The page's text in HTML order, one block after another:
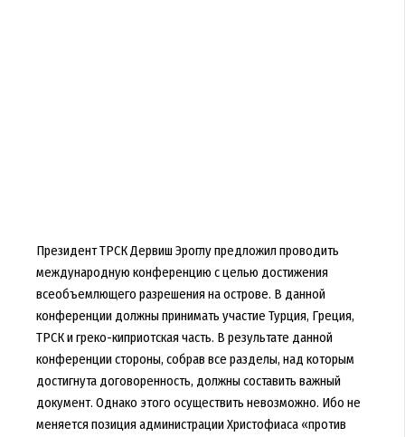
Президент ТРСК Дервиш Эроглу предложил проводить
международную конференцию с целью достижения
всеобъемлющего разрешения на острове. В данной
конференции должны принимать участие Турция, Греция,
ТРСК и греко-киприотская часть. В результате данной
конференции стороны, собрав все разделы, над которым
достигнута договоренность, должны составить важный
документ. Однако этого осуществить невозможно. Ибо не
меняется позиция администрации Христофиаса «против